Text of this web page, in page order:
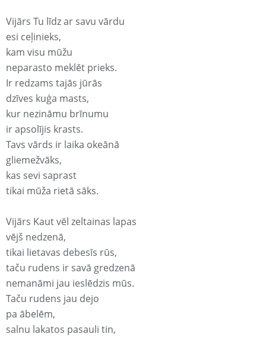
Vijārs Tu līdz ar savu vārdu
esi ceļinieks,
kam visu mūžu
neparasto meklēt prieks.
Ir redzams tajās jūrās
dzīves kuģa masts,
kur nezināmu brīnumu
ir apsolījis krasts.
Tavs vārds ir laika okeānā
gliemežvāks,
kas sevi saprast
tikai mūža rietā sāks.
Vijārs Kaut vēl zeltainas lapas
vējš nedzenā,
tikai lietavas debesīs rūs,
taču rudens ir savā gredzenā
nemanāmi jau ieslēdzis mūs.
Taču rudens jau dejo
pa ābelēm,
salnu lakatos pasauli tin,